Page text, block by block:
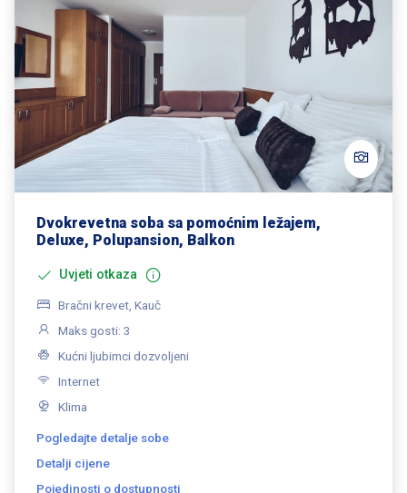
Dvokrevetna soba sa pomoćnim ležajem,
Deluxe, Polupansion, Balkon
Uvjeti otkaza
Bračni krevet, Kauč
Maks gosti: 3
Kućni ljubimci dozvoljeni
Internet
Klima
Pogledajte detalje sobe
Detalji cijene
Pojedinosti o dostupnosti